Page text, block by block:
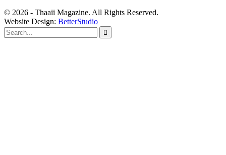
© 2026 - Thaaii Magazine. All Rights Reserved.
Website Design: BetterStudio